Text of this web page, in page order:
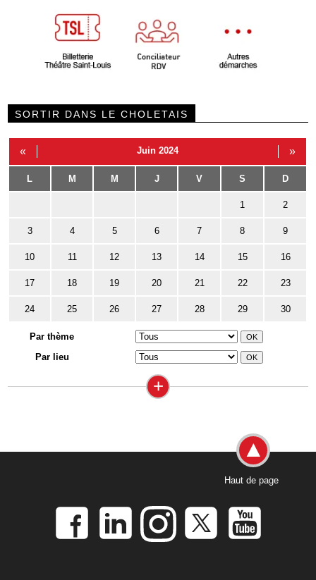
SORTIR DANS LE CHOLETAIS
« Juin 2024 »
L M M J V S D
1 2
3 4 5 6 7 8 9
10 11 12 13 14 15 16
17 18 19 20 21 22 23
24 25 26 27 28 29 30
Par thème
Par lieu
+
Haut de page